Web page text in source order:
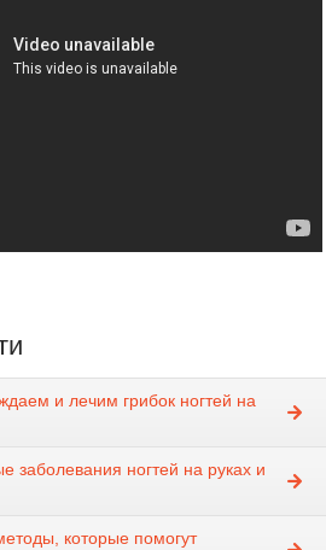
и лечим грибок ногтей на
заболевания ногтей на руках и
которые помогут